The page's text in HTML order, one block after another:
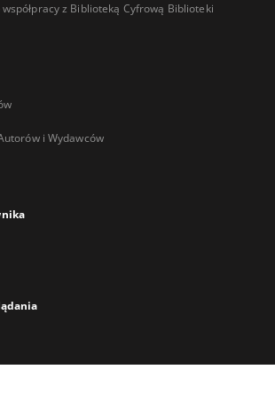
z Biblioteką Cyfrową Biblioteki
i Wydawców